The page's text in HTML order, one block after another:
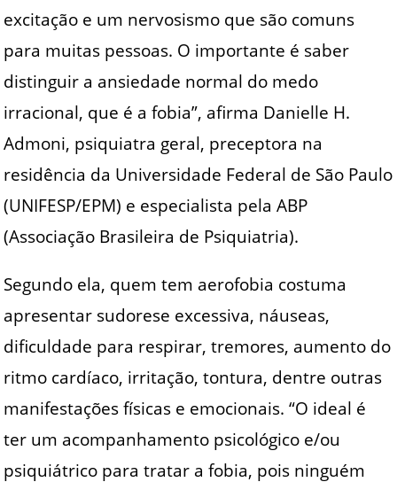
excitação e um nervosismo que são comuns
para muitas pessoas. O importante é saber
distinguir a ansiedade normal do medo
irracional, que é a fobia”, afirma Danielle H.
Admoni, psiquiatra geral, preceptora na
residência da Universidade Federal de São Paulo
(UNIFESP/EPM) e especialista pela ABP
(Associação Brasileira de Psiquiatria).
Segundo ela, quem tem aerofobia costuma
apresentar sudorese excessiva, náuseas,
dificuldade para respirar, tremores, aumento do
ritmo cardíaco, irritação, tontura, dentre outras
manifestações físicas e emocionais. “O ideal é
ter um acompanhamento psicológico e/ou
psiquiátrico para tratar a fobia, pois ninguém